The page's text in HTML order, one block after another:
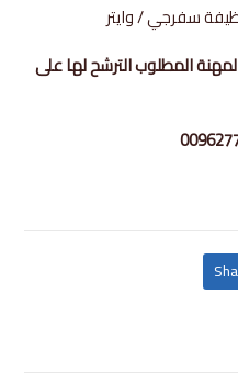
سفرجي / وايتر
المطلوب الترشح لها على